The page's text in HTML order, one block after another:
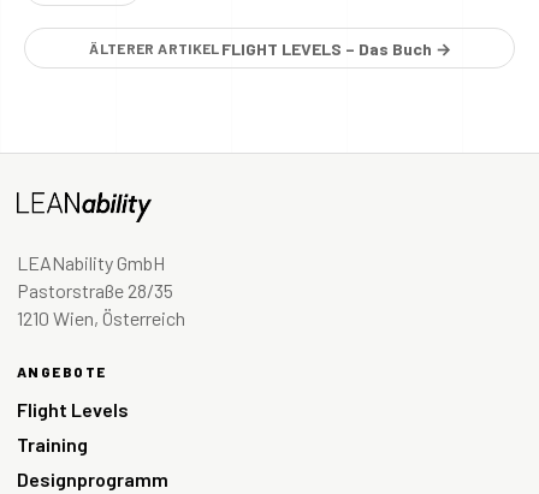
ÄLTERER ARTIKEL FLIGHT LEVELS – Das Buch →
LEANability GmbH
Pastorstraße 28/35
1210 Wien, Österreich
ANGEBOTE
Flight Levels
Training
Designprogramm